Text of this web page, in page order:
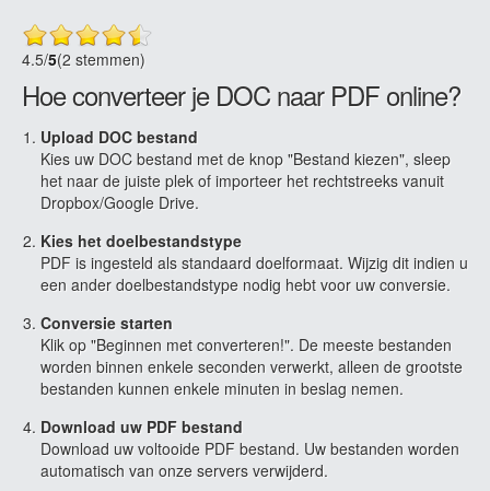
4.5/5(2 stemmen)
Hoe converteer je DOC naar PDF online?
Upload DOC bestand
Kies uw DOC bestand met de knop "Bestand kiezen", sleep
het naar de juiste plek of importeer het rechtstreeks vanuit
Dropbox/Google Drive.
Kies het doelbestandstype
PDF is ingesteld als standaard doelformaat. Wijzig dit indien u
een ander doelbestandstype nodig hebt voor uw conversie.
Conversie starten
Klik op "Beginnen met converteren!". De meeste bestanden
worden binnen enkele seconden verwerkt, alleen de grootste
bestanden kunnen enkele minuten in beslag nemen.
Download uw PDF bestand
Download uw voltooide PDF bestand. Uw bestanden worden
automatisch van onze servers verwijderd.